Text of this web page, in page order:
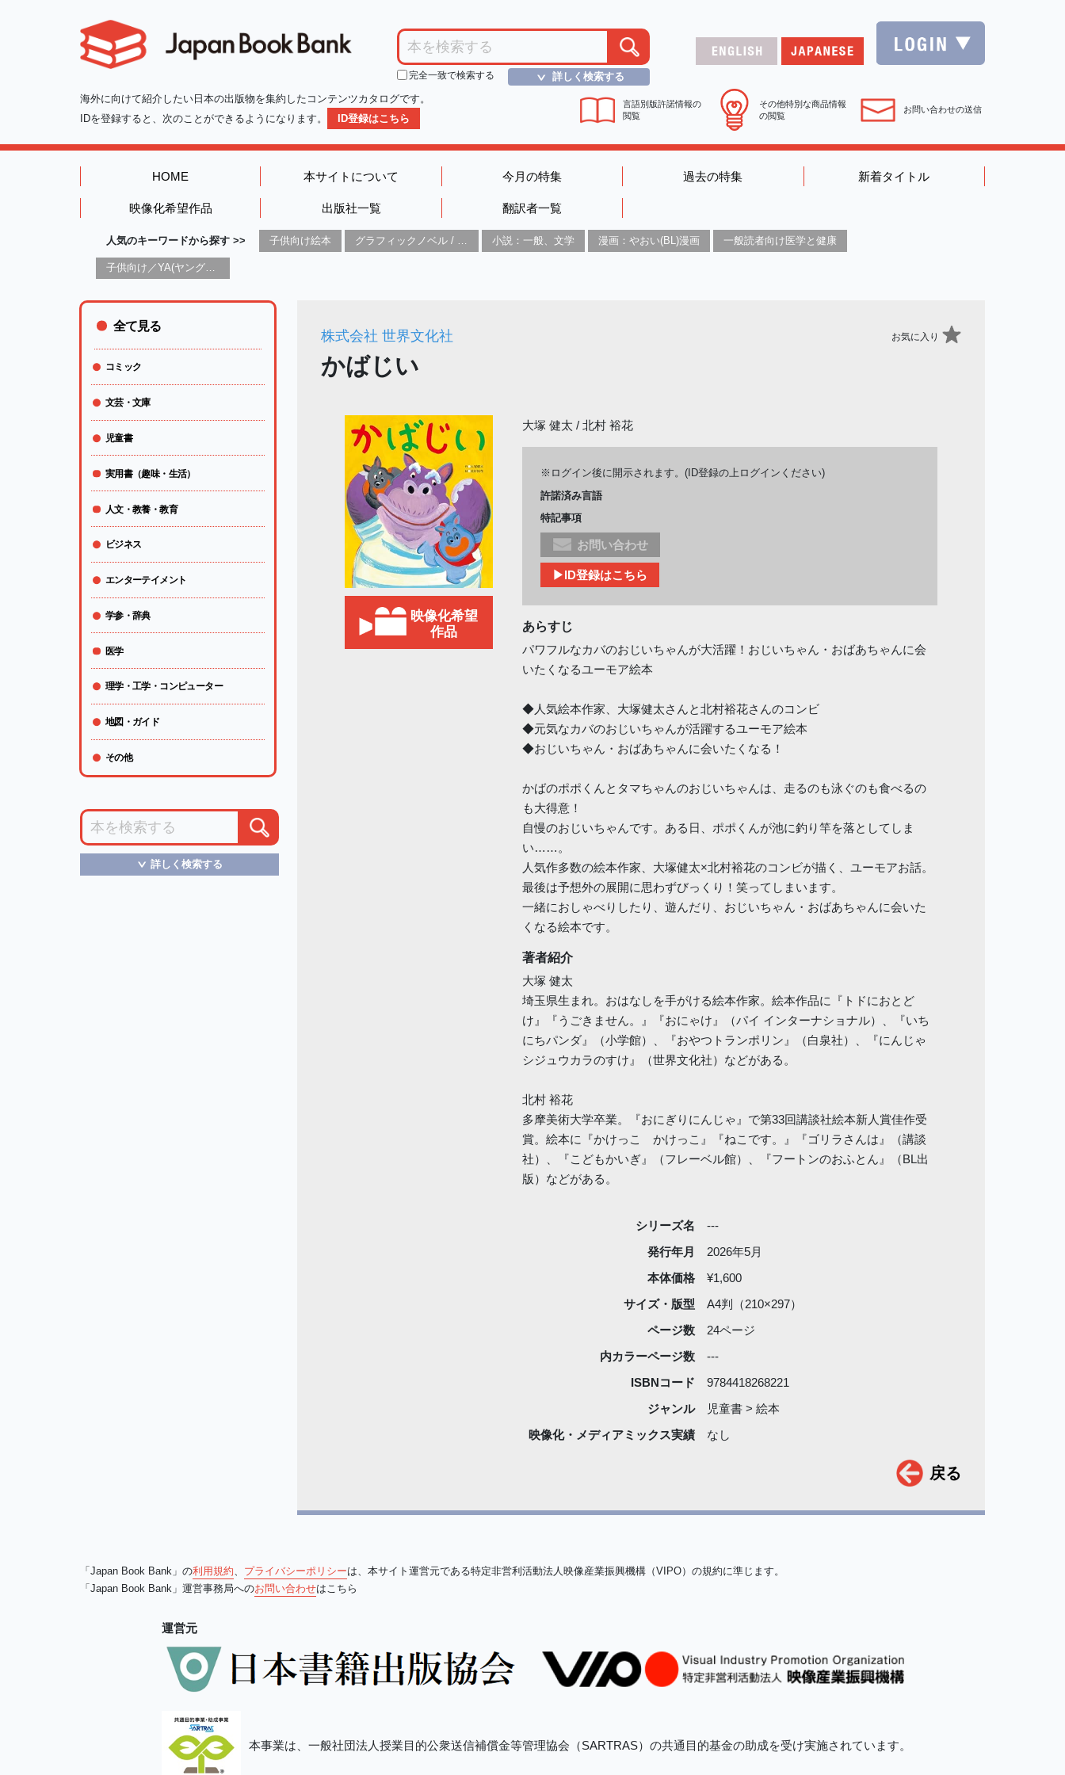
完全一致で検索する ＞
詳しく検索する
海外に向けて紹介したい日本の出版物を集約したコンテンツカタログです。
IDを登録すると、次のことができるようになります。
ID登録はこちら
言語別版許諾情報の
閲覧
その他特別な商品情報
の閲覧
お問い合わせの送信
HOME 本サイトについて 今月の特集 過去の特集 新着タイトル
映像化希望作品 出版社一覧 翻訳者一覧
人気のキーワードから探す >> 子供向け絵本 小説：一般、文学 漫画：やおい(BL)漫画 一般読者向け医学と健康
子供向け／YA(ヤングアダルト)向け一般：芸術&芸術家
株式会社 世界文化社 お気に入り
かばじい
映像化希望
作品
大塚 健太 / 北村 裕花
※ログイン後に開示されます。(ID登録の上ログインください)
許諾済み言語
特記事項
お問い合わせ
▶ID登録はこちら
あらすじ
パワフルなカバのおじいちゃんが大活躍！おじいちゃん・おばあちゃんに会
いたくなるユーモア絵本
◆人気絵本作家、大塚健太さんと北村裕花さんのコンビ
◆元気なカバのおじいちゃんが活躍するユーモア絵本
◆おじいちゃん・おばあちゃんに会いたくなる！
かばのポポくんとタマちゃんのおじいちゃんは、走るのも泳ぐのも食べるの
も大得意！
自慢のおじいちゃんです。ある日、ポポくんが池に釣り竿を落としてしま
い……。
人気作多数の絵本作家、大塚健太×北村裕花のコンビが描く、ユーモアお話。
最後は予想外の展開に思わずびっくり！笑ってしまいます。
一緒におしゃべりしたり、遊んだり、おじいちゃん・おばあちゃんに会いた
くなる絵本です。
著者紹介
大塚 健太
埼玉県生まれ。おはなしを手がける絵本作家。絵本作品に『トドにおとど
け』『うごきません。』『おにゃけ』（パイ インターナショナル）、『いち
にちパンダ』（小学館）、『おやつトランポリン』（白泉社）、『にんじゃ
シジュウカラのすけ』（世界文化社）などがある。
北村 裕花
多摩美術大学卒業。『おにぎりにんじゃ』で第33回講談社絵本新人賞佳作受
賞。絵本に『かけっこ かけっこ』『ねこです。』『ゴリラさんは』（講談
社）、『こどもかいぎ』（フレーベル館）、『フートンのおふとん』（BL出
版）などがある。
シリーズ名
---
発行年月
2026年5月
本体価格
¥1,600
サイズ・版型
A4判（210×297）
ページ数
24ページ
内カラーページ数
---
ISBNコード
9784418268221
ジャンル
児童書 > 絵本
映像化・ メディアミックス実績 なし
戻る
全て見る
コミック
文芸・文庫
児童書
実用書（趣味・生活）
人文・教養・教育
ビジネス
エンターテイメント
学参・辞典
医学
理学・工学・コンピューター
地図・ガイド
その他
＞詳しく検索する
「Japan Book Bank」の利用規約 プライバシーポリシーは、本サイト運営元である特定非営利活動法人映像産業振興機構（VIPO）の規約に準じます。
「Japan Book Bank」運営事務局へのお問い合わせはこちら
運営元
本事業は、一般社団法人授業目的公衆送信補償金等管理協会（SARTRAS）の共通目的基金の助成を受け実施されています。